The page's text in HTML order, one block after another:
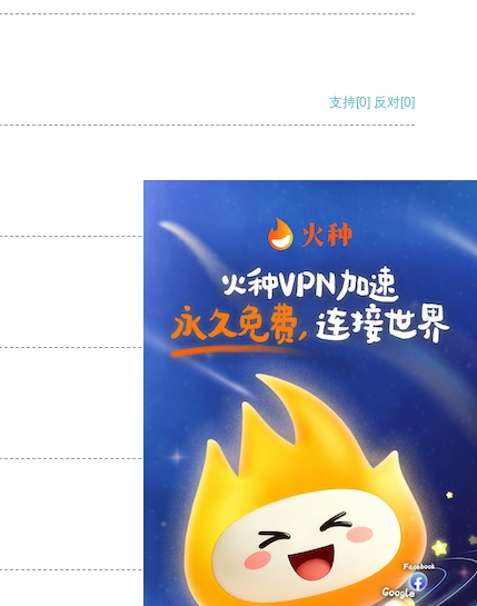
支持[0] 反对[0]
支持 [0] 反对[0]
支持[0] 反对
支持[0] 反对[0]